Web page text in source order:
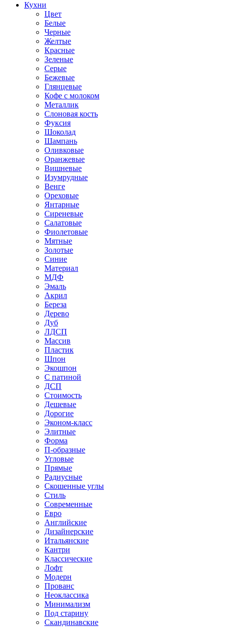
Кухни
Цвет
Белые
Черные
Желтые
Красные
Зеленые
Серые
Бежевые
Глянцевые
Кофе с молоком
Металлик
Слоновая кость
Фуксия
Шоколад
Шампань
Оливковые
Оранжевые
Вишневые
Изумрудные
Венге
Ореховые
Янтарные
Сиреневые
Салатовые
Фиолетовые
Мятные
Золотые
Синие
Материал
МДФ
Эмаль
Акрил
Береза
Дерево
Дуб
ЛДСП
Массив
Пластик
Шпон
Экошпон
С патиной
ДСП
Стоимость
Дешевые
Дорогие
Эконом-класс
Элитные
Форма
П-образные
Угловые
Прямые
Радиусные
Скошенные углы
Стиль
Современные
Евро
Английские
Дизайнерские
Итальянские
Кантри
Классические
Лофт
Модерн
Прованс
Неоклассика
Минимализм
Под старину
Скандинавские